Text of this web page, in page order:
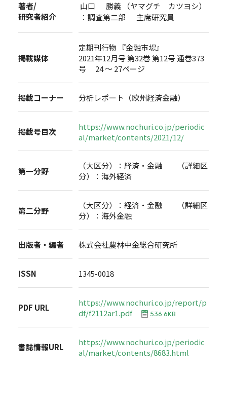
著者/
研究者紹介
山口 勝義 （ヤマグチ カツヨシ）
：調査第二部 主席研究員
掲載媒体
定期刊行物 『金融市場』
2021年12月号 第32巻 第12号 通巻373
号 24 ～ 27ページ
掲載コーナー 分析レポート（欧州経済金融）
掲載号目次
https://www.nochuri.co.jp/periodic
al/market/contents/2021/12/
第一分野
（大区分）：経済・金融 （詳細区
分）：海外経済
第二分野
（大区分）：経済・金融 （詳細区
分）：海外金融
出版者・編者 株式会社農林中金総合研究所
ISSN 1345-0018
PDF URL
https://www.nochuri.co.jp/report/p
df/f2112ar1.pdf
536.6KB
書誌情報URL
https://www.nochuri.co.jp/periodic
al/market/contents/8683.html